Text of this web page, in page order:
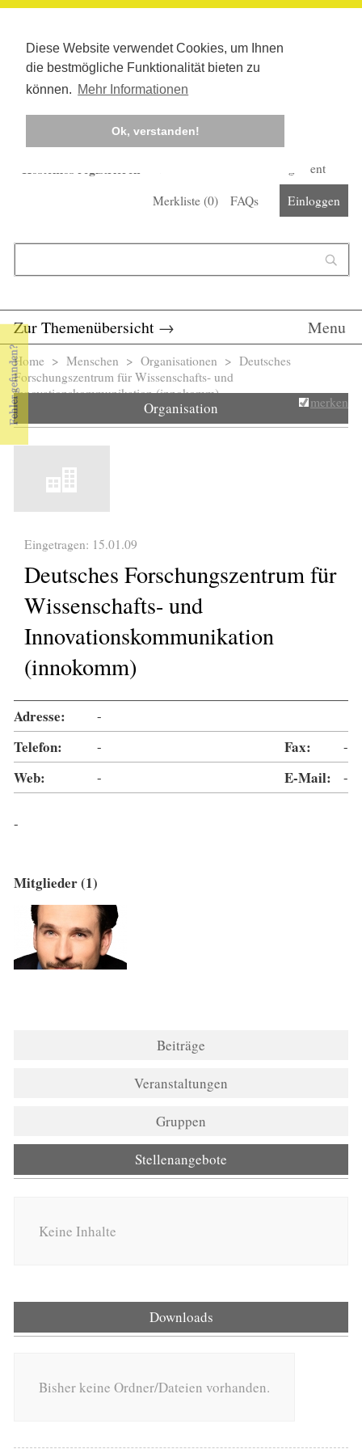
Diese Website verwendet Cookies, um Ihnen
die bestmögliche Funktionalität bieten zu
können. Mehr Informationen
Ok, verstanden!
Kostenlos registrieren
Corona-Management
Merkliste (0) FAQs Einloggen
Zur Themenübersicht → Menu
Sie sind hier
Home > Menschen > Organisationen > Deutsches
Forschungszentrum für Wissenschafts- und
Innovationskommunikation (innokomm)
Organisation merken
Eingetragen: 15.01.09
Deutsches Forschungszentrum für
Wissenschafts- und
Innovationskommunikation
(innokomm)
Adresse: -
Telefon: - Fax: -
Web: - E-Mail: -
-
Mitglieder (1)
Beiträge
Veranstaltungen
Gruppen
Stellenangebote
Keine Inhalte
Downloads
Bisher keine Ordner/Dateien vorhanden.